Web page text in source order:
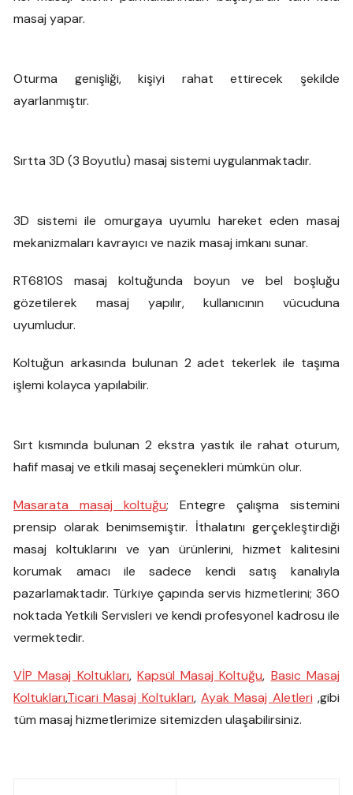
masaj yapar.
Oturma genişliği, kişiyi rahat ettirecek şekilde
ayarlanmıştır.
Sırtta 3D (3 Boyutlu) masaj sistemi uygulanmaktadır.
3D sistemi ile omurgaya uyumlu hareket eden masaj
mekanizmaları kavrayıcı ve nazik masaj imkanı sunar.
RT6810S masaj koltuğunda boyun ve bel boşluğu
gözetilerek masaj yapılır, kullanıcının vücuduna
uyumludur.
Koltuğun arkasında bulunan 2 adet tekerlek ile taşıma
işlemi kolayca yapılabilir.
Sırt kısmında bulunan 2 ekstra yastık ile rahat oturum,
hafif masaj ve etkili masaj seçenekleri mümkün olur.
Masarata masaj koltuğu; Entegre çalışma sistemini
prensip olarak benimsemiştir. İthalatını gerçekleştirdiği
masaj koltuklarını ve yan ürünlerini, hizmet kalitesini
korumak amacı ile sadece kendi satış kanalıyla
pazarlamaktadır. Türkiye çapında servis hizmetlerini; 360
noktada Yetkili Servisleri ve kendi profesyonel kadrosu ile
vermektedir.
VİP Masaj Koltukları, Kapsül Masaj Koltuğu, Basic Masaj
Koltukları,Ticari Masaj Koltukları,Ayak Masaj Aletleri ,gibi
tüm masaj hizmetlerimize sitemizden ulaşabilirsiniz.